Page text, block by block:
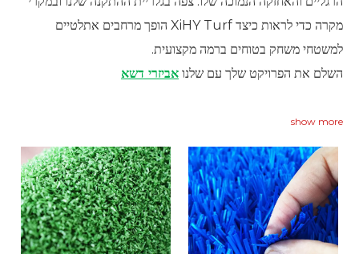
מקרה כדי לראות כיצד XiHY Turf הופך מרחבים אתלטיים
למשטחי משחק בטוחים ברמה מקצועית.
השלם את הפרויקט שלך עם שלנו אביזרי דשא
show more